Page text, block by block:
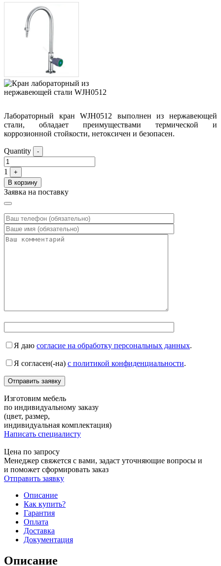
Лабораторный кран WJH0512 выполнен из нержавеющей
стали, обладает преимуществами термической и
коррозионной стойкости, нетоксичен и безопасен.
Quantity -
1
+
В корзину
Заявка на поставку
Я даю согласие на обработку персональных данных.
Я согласен(-на) с политикой конфиденциальности.
Изготовим мебель
по индивидуальному заказу
(цвет, размер,
индивидуальная комплектация)
Написать специалисту
Цена по запросу
Менеджер свяжется с вами, задаст уточняющие вопросы и
и поможет сформировать заказ
Отправить заявку
Описание
Как купить?
Гарантия
Оплата
Доставка
Документация
Описание